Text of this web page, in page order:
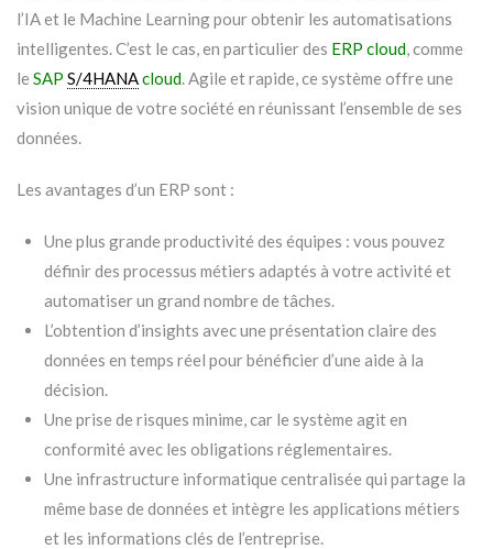
l’IA et le Machine Learning pour obtenir les automatisations
intelligentes. C’est le cas, en particulier des ERP cloud, comme
le SAP S/4HANAcloud. Agile et rapide, ce système offre une
vision unique de votre société en réunissant l’ensemble de ses
données.
Les avantages d’un ERP sont :
Une plus grande productivité des équipes : vous pouvez
définir des processus métiers adaptés à votre activité et
automatiser un grand nombre de tâches.
L’obtention d’insights avec une présentation claire des
données en temps réel pour bénéficier d’une aide à la
décision.
Une prise de risques minime, car le système agit en
conformité avec les obligations réglementaires.
Une infrastructure informatique centralisée qui partage la
même base de données et intègre les applications métiers
et les informations clés de l’entreprise.